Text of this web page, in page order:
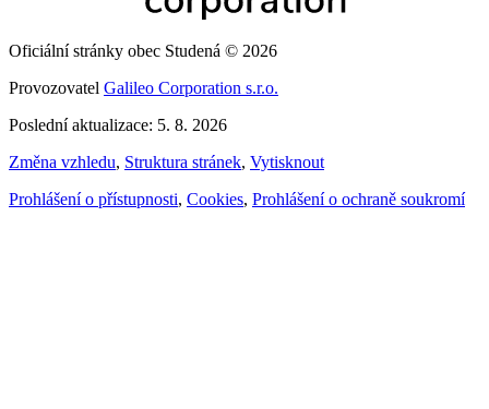
Oficiální stránky obec Studená © 2026
Provozovatel Galileo Corporation s.r.o.
Poslední aktualizace: 5. 8. 2026
Změna vzhledu, Struktura stránek, Vytisknout
Prohlášení o přístupnosti, Cookies, Prohlášení o ochraně soukromí